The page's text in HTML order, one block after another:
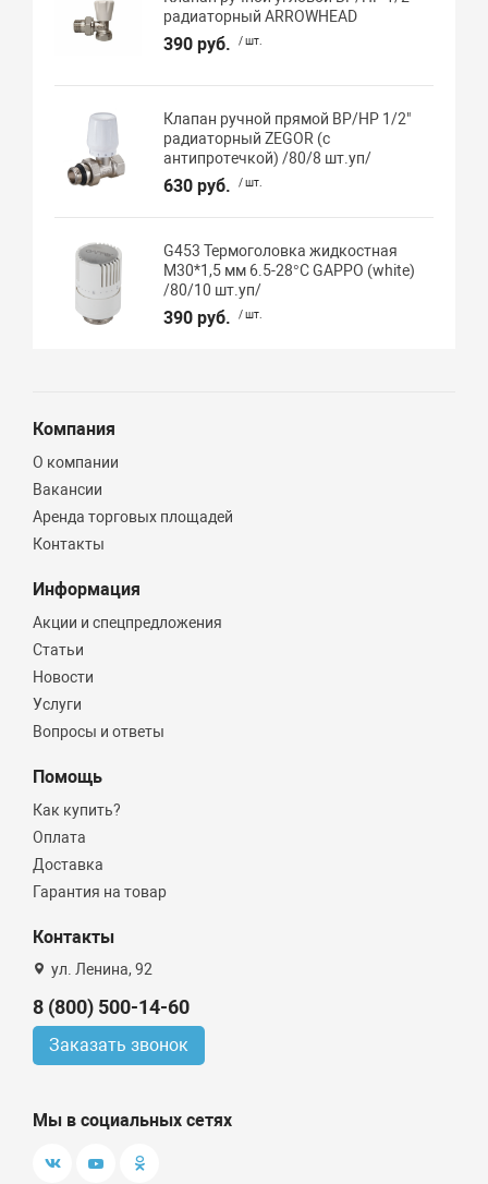
радиаторный ARROWHEAD
390 руб. / шт.
Клапан ручной прямой ВР/НР 1/2"
радиаторный ZEGOR (с
антипротечкой) /80/8 шт.уп/
630 руб. / шт.
G453 Термоголовка жидкостная
М30*1,5 мм 6.5-28°C GAPPO (white)
/80/10 шт.уп/
390 руб. / шт.
Компания
О компании
Вакансии
Аренда торговых площадей
Контакты
Информация
Акции и спецпредложения
Статьи
Новости
Услуги
Вопросы и ответы
Помощь
Как купить?
Оплата
Доставка
Гарантия на товар
Контакты
ул. Ленина, 92
8 (800) 500-14-60
Заказать звонок
Мы в социальных сетях